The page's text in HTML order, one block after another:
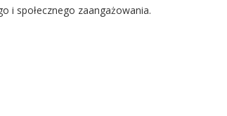
i społecznego zaangażowania.